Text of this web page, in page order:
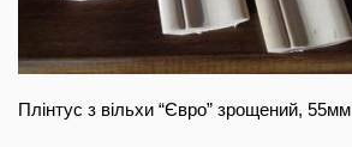
Плінтус з вільхи “Євро” зрощений, 55мм